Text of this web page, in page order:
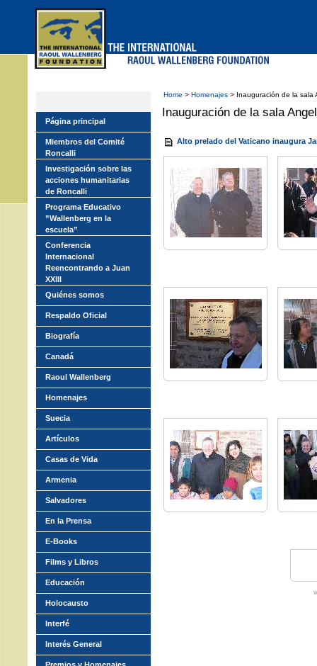
Home > Homenajes > Inauguración de la sala
Inauguración de la sala
Alto prelado del Vaticano inaugura
Página principal
Miembros del Comité
Roncalli
Investigación sobre las
acciones humanitarias
de Roncalli
Programa Educativo
”Wallenberg en la
escuela”
Conferencia
Internacional
Reencontrando a Juan
XXIII
Quiénes somos
Respaldo Oficial
Biografía
Canadá
Raoul Wallenberg
Homenajes
Suecia
Artículos
Casas de Vida
Armenia
Salvadores
En la Prensa
E-Books
Films y Libros
Educación
Holocausto
Interfé
Interés General